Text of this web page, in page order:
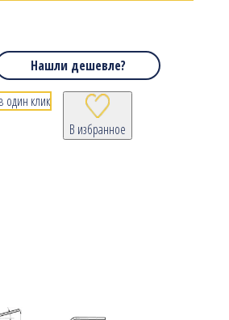
Нашли дешевле?
В избранное
один клик